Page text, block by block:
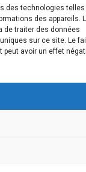
des technologies telles
des appareils.
de traiter des données
sur ce site. Le
peut avoir un effet